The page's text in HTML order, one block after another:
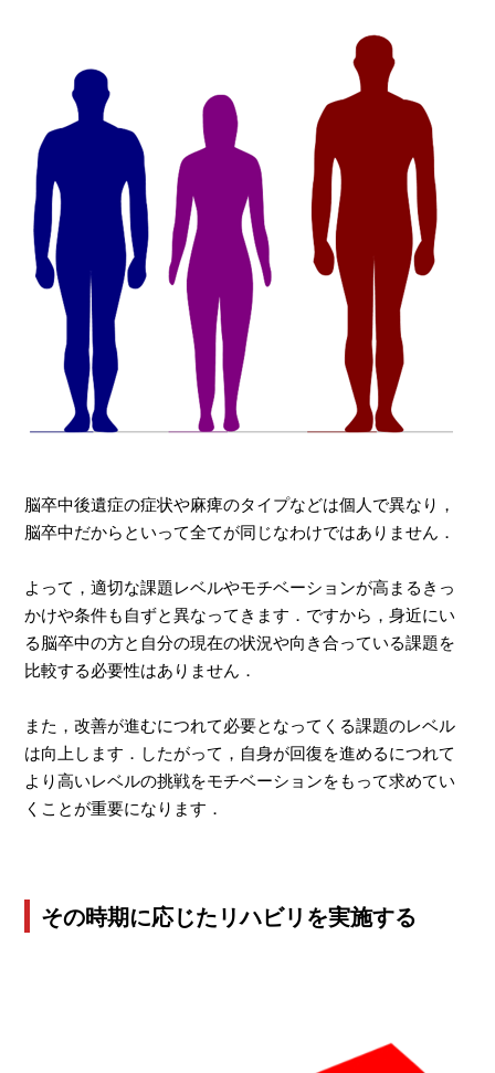
脳卒中後遺症の症状や麻痺のタイプなどは個人で異なり，
脳卒中だからといって全てが同じなわけではありません．
よって，適切な課題レベルやモチベーションが高まるきっ
かけや条件も自ずと異なってきます．ですから，身近にい
る脳卒中の方と自分の現在の状況や向き合っている課題を
比較する必要性はありません．
また，改善が進むにつれて必要となってくる課題のレベル
は向上します．したがって，自身が回復を進めるにつれて
より高いレベルの挑戦をモチベーションをもって求めてい
くことが重要になります．
その時期に応じたリハビリを実施する